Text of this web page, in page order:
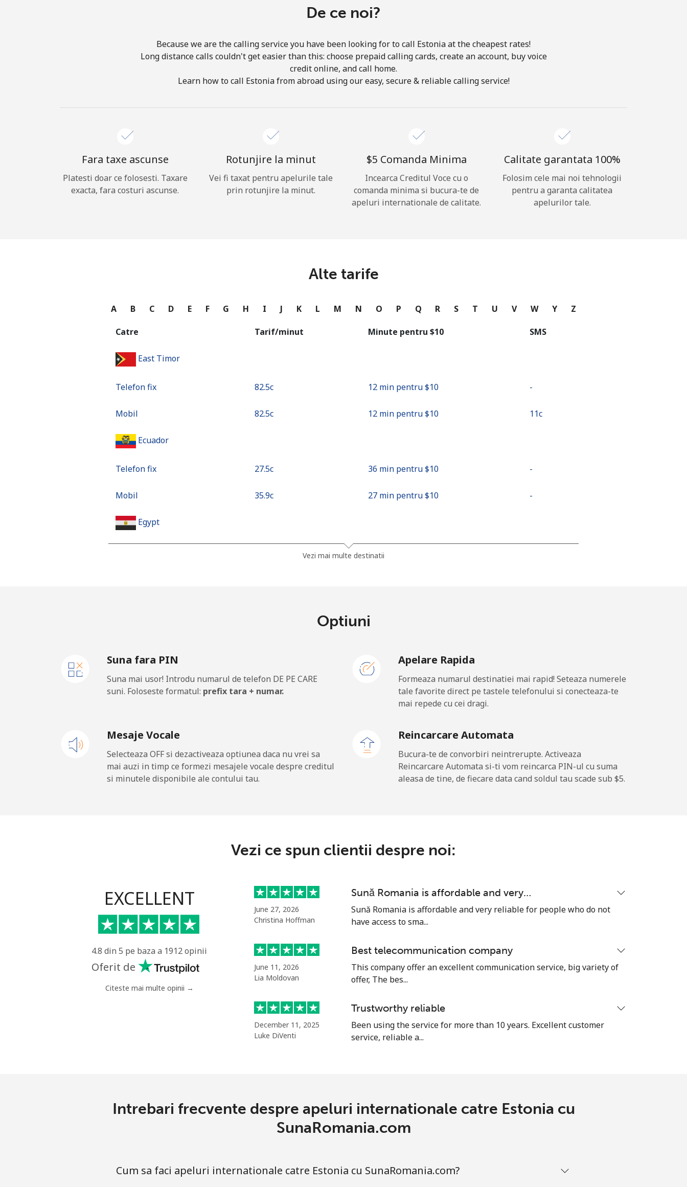
Buna!
Logheaza-te sauCREEAZA CONT NOU →
Recuperare parola →
sau
De ce noi?
Because we are the calling service you have been looking for to call Estonia at the cheapest rates!
Long distance calls couldn't get easier than this: choose prepaid calling cards, create an account, buy voice
credit online, and call home.
Learn how to call Estonia from abroad using our easy, secure & reliable calling service!
Fara taxe ascunse
Platesti doar ce folosesti. Taxare
exacta, fara costuri ascunse.
Rotunjire la minut
Vei fi taxat pentru apelurile tale
prin rotunjire la minut.
⁦$5⁩ Comanda Minima
Incearca Creditul Voce cu o
comanda minima si bucura-te de
apeluri internationale de calitate.
Calitate garantata 100%
Folosim cele mai noi tehnologii
pentru a garanta calitatea
apelurilor tale.
Alte tarife
A B C D E F G H I J K L M N O P Q R S T U V W Y Z
Catre Tarif/minut Minute pentru ⁦$10⁩ SMS
East Timor
Telefon fix ⁦82.5c⁩ 12 min pentru ⁦$10⁩ -
Mobil ⁦82.5c⁩ 12 min pentru ⁦$10⁩ ⁦11c⁩
Ecuador
Telefon fix ⁦27.5c⁩ 36 min pentru ⁦$10⁩ -
Mobil ⁦35.9c⁩ 27 min pentru ⁦$10⁩ -
Egypt
52 min pentru ⁦$10⁩
Telefon fix 31 min pentru ⁦$10⁩
Claro Landlines ⁦16.9c⁩ 59 min pentru ⁦$10⁩
40 min pentru ⁦$10⁩
Equatorial Guinea
All country ⁦107.9c⁩ 9 min pentru ⁦$10⁩ -
⁦45.5c⁩ 21 min pentru ⁦$10⁩
Telefon fix ⁦1.5c⁩ 665 min pentru ⁦$10⁩
Mobil
Eswatini
Telefon fix 29 min pentru ⁦$10⁩
⁦28.5c⁩ 35 min pentru ⁦$10⁩
Vezi mai multe destinatii
Optiuni
Suna fara PIN
Suna mai usor! Introdu numarul de telefon DE PE CARE
suni. Foloseste formatul: prefix tara + numar.
Apelare Rapida
Formeaza numarul destinatiei mai rapid! Seteaza numerele
tale favorite direct pe tastele telefonului si conecteaza-te
mai repede cu cei dragi.
Mesaje Vocale
Selecteaza OFF si dezactiveaza optiunea daca nu vrei sa
mai auzi in timp ce formezi mesajele vocale despre creditul
si minutele disponibile ale contului tau.
Reincarcare Automata
Bucura-te de convorbiri neintrerupte. Activeaza
Reincarcare Automata si-ti vom reincarca PIN-ul cu suma
aleasa de tine, de fiecare data cand soldul tau scade sub ⁦$5⁩.
Vezi ce spun clientii despre noi:
EXCELLENT
4.8 din 5 pe baza a 1912 opinii
Oferit de
Citeste mai multe opinii →
June 27, 2026
Christina Hoffman
Sună Romania is affordable and very…
Sună Romania is affordable and very reliable for people who do not
have access to sma...
June 11, 2026
Lia Moldovan
Best telecommunication company
This company offer an excellent communication service, big variety of
offer, The bes...
December 11, 2025
Luke DiVenti
Trustworthy reliable
Been using the service for more than 10 years. Excellent customer
service, reliable a...
Intrebari frecvente despre apeluri internationale catre Estonia cu
SunaRomania.com
Cum sa faci apeluri internationale catre Estonia cu SunaRomania.com?